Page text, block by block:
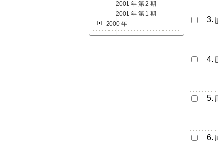
2001 年 第 2 期
2001 年 第 1 期
2000 年
3.
4.
5.
6.